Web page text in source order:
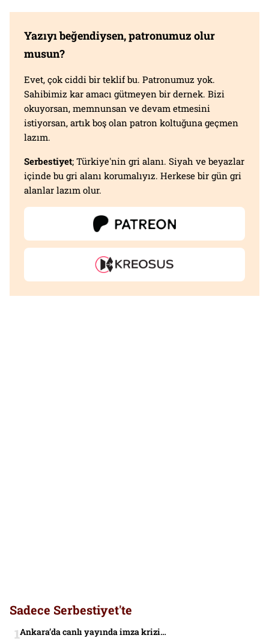
Yazıyı beğendiysen, patronumuz olur
musun?
Evet, çok ciddi bir teklif bu. Patronumuz yok.
Sahibimiz kar amacı gütmeyen bir dernek. Bizi
okuyorsan, memnunsan ve devam etmesini
istiyorsan, artık boş olan patron koltuğuna geçmen
lazım.
Serbestiyet; Türkiye'nin gri alanı. Siyah ve beyazlar
içinde bu gri alanı korumalıyız. Herkese bir gün gri
alanlar lazım olur.
Sadece Serbestiyet'te
Ankara’da canlı yayında imza krizi…